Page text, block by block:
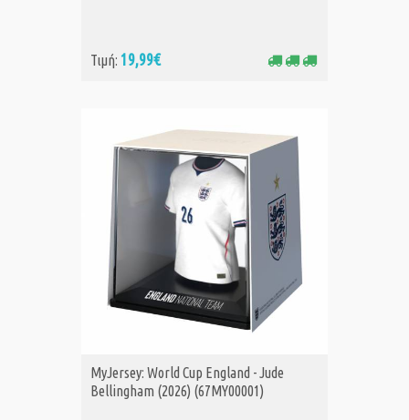
Τιμή: 19,99€
MyJersey: World Cup England - Jude
Bellingham (2026) (67MY00001)